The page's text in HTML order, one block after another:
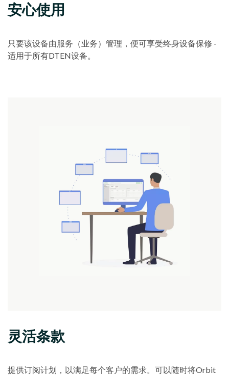
安心使用
只要该设备由服务（业务）管理，便可享受终身设备保修 -
适用于所有DTEN设备。
灵活条款
提供订阅计划，以满足每个客户的需求。可以随时将Orbit